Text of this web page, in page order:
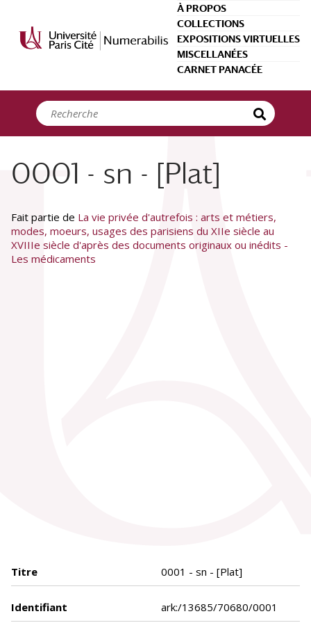
À PROPOS
COLLECTIONS
EXPOSITIONS VIRTUELLES
MISCELLANÉES
CARNET PANACÉE
0001 - sn - [Plat]
Fait partie de La vie privée d'autrefois : arts et métiers,
modes, moeurs, usages des parisiens du XIIe siècle au
XVIIIe siècle d'après des documents originaux ou inédits -
Les médicaments
Titre 0001 - sn - [Plat]
Identifiant ark:/13685/70680/0001